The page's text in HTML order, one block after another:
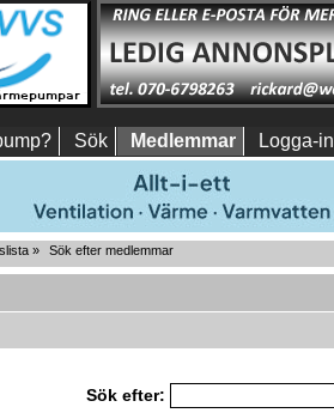
Sök Medlemmar Logga-in
» Sök efter medlemmar
Sök efter: